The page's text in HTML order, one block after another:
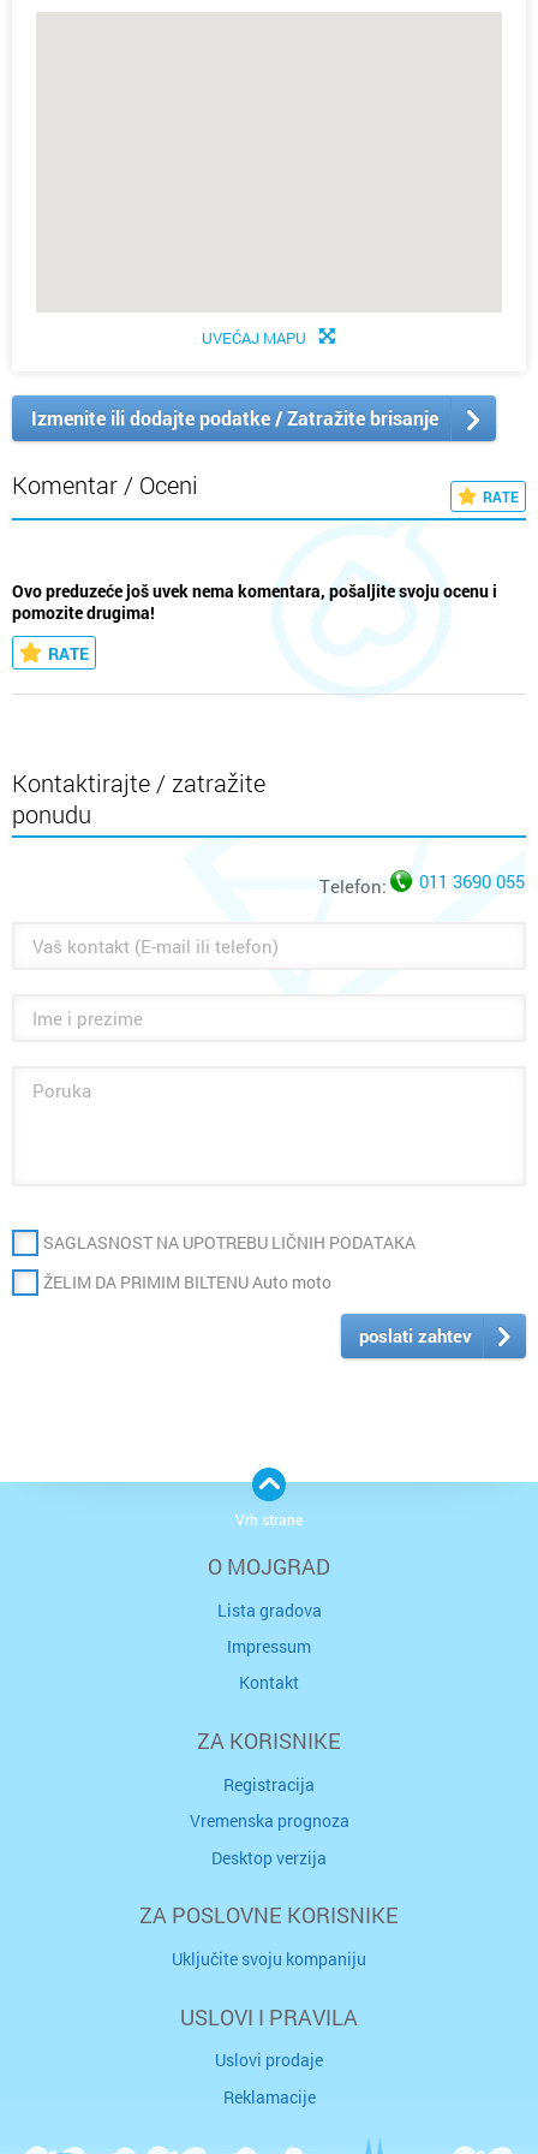
UVEĆAJ MAPU
Izmenite ili dodajte podatke / Zatražite brisanje
Komentar / Oceni RATE
Ovo preduzeće još uvek nema komentara, pošaljite svoju ocenu i
pomozite drugima!
RATE
Kontaktirajte / zatražite
ponudu
Telefon: 011 3690 055
SAGLASNOST NA UPOTREBU LIČNIH PODATAKA
ŽELIM DA PRIMIM BILTENU Auto moto
poslati zahtev
O MOJGRAD
Lista gradova
Impressum
Kontakt
ZA KORISNIKE
Registracija
Vremenska prognoza
Desktop verzija
ZA POSLOVNE KORISNIKE
Uključite svoju kompaniju
USLOVI I PRAVILA
Uslovi prodaje
Reklamacije
Vrh strane